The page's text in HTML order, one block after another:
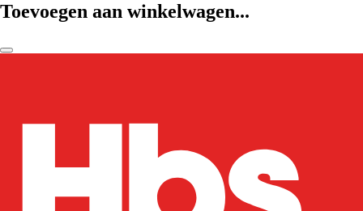
Toevoegen aan winkelwagen...